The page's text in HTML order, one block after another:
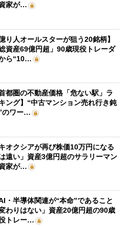
家が…
億り人オールスターが狙う20銘柄】
総資産69億円超」90歳現役トレーダ
ら“10…
首都圏の不動産価格「危ない駅」ラ
ング】“中古マンション売れ行き鈍
のワー…
キオクシアが再び株価10万円になる
遠い」資産3億円超のサラリーマン
家が…
AI・半導体関連が“本命”であること
わりはない」資産20億円超の90歳
トレー…